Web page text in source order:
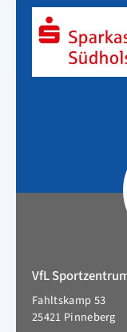
VfL
Fahltskamp 53
25421 Pinneberg